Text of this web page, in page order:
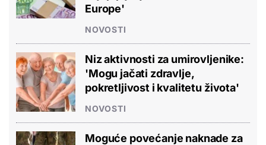
Europe'
NOVOSTI
Niz aktivnosti za umirovljenike:
'Mogu jačati zdravlje,
pokretljivost i kvalitetu života'
NOVOSTI
Moguće povećanje naknade za